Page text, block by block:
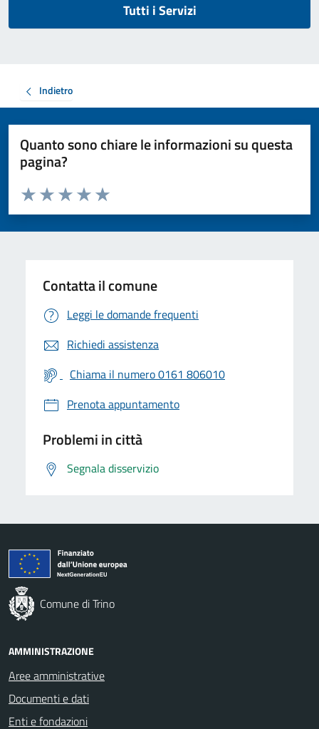
Tutti i Servizi
Indietro
Quanto sono chiare le informazioni su questa
pagina?
Valuta da 1 a 5 stelle la pagina
Valuta 5 stelle su 5
Valuta 4 stelle su 5
Valuta 3 stelle su 5
Valuta 2 stelle su 5
Valuta 1 stelle su 5
Contatta il comune
Leggi le domande frequenti
Richiedi assistenza
Chiama il numero 0161 806010
Prenota appuntamento
Problemi in città
Segnala disservizio
Comune di Trino
AMMINISTRAZIONE
Aree amministrative
Documenti e dati
Enti e fondazioni